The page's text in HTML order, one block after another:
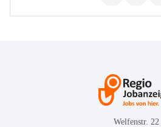
Welfenstr. 22